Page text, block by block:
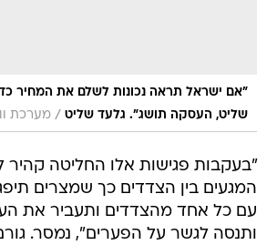
"אם ישראל תראה נכונות לשלם את המחיר
שליט, העסקה תושג". גלעד שליט / מערכת
"בעקבות פגישות אלו החליטה
המגעים בין הצדדים כך שמצרים
עם כל אחד מהצדדים ותעביר את
ותנסה לגשר על הפערים", נמסר.